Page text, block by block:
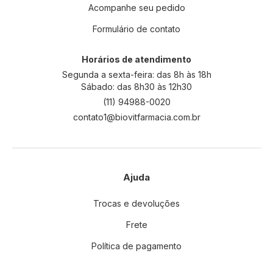
Acompanhe seu pedido
Formulário de contato
Horários de atendimento
Segunda a sexta-feira: das 8h às 18h
Sábado: das 8h30 às 12h30
(11) 94988-0020
contato1@biovitfarmacia.com.br
Ajuda
Trocas e devoluções
Frete
Política de pagamento